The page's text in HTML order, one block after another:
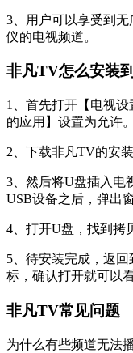
3、用户可以享受到
仪的电视频道。
非凡TV怎么安装
1、首先打开【电视
的应用】设置为允许。
2、下载非凡TV的安
3、然后将U盘插入电
USB设备之后，弹出窗
4、打开U盘，找到拷
5、待安装完成，返
标，确认打开就可以
非凡TV常见问题
为什么有些频道无法